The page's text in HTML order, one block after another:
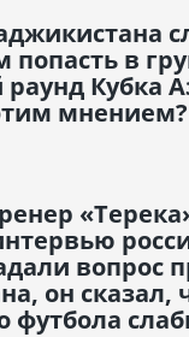
попасть в
Кубка
мнением?
вопрос
он сказал,
футбола